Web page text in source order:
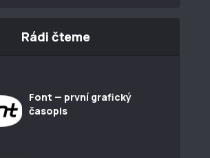
Rádi čteme
Font — první grafický
časopis